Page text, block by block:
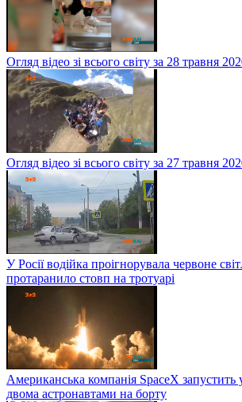
Огляд відео зі всього світу за 28 травня
Огляд відео зі всього світу за 27 травня
У Росії водійка проігнорувала червоне
протаранило стовп на тротуарі
Американська компанія SpaceX запустить
двома астронавтами на борту